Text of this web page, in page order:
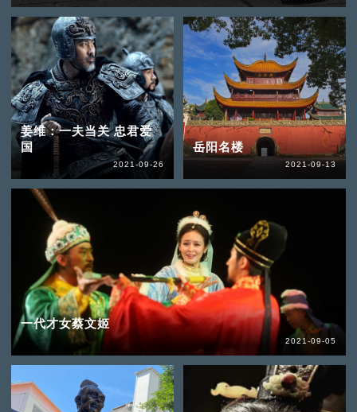
姜维：一夫当关 忠君爱
国
2021-09-26
岳阳名楼
2021-09-13
一代才女蔡文姬
2021-09-05